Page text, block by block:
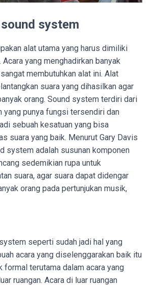
system
alat utama yang harus dimiliki
Acara yang menghadirkan banyak
membutuhkan alat ini. Alat
suara yang dihasilkan agar
orang. Sound system terdiri dari
yang punya fungsi tersendiri dan
sebuah kesatuan yang bisa
suara yang baik. Menurut Gary Davis
system adalah susunan komponen
sedemikian rupa untuk
suara, agar suara dapat didengar
orang pada pertunjukan musik,
seperti sudah jadi hal yang
acara yang diselenggarakan baik itu
formal terutama dalam acara yang
ruangan. Acara di luar ruangan